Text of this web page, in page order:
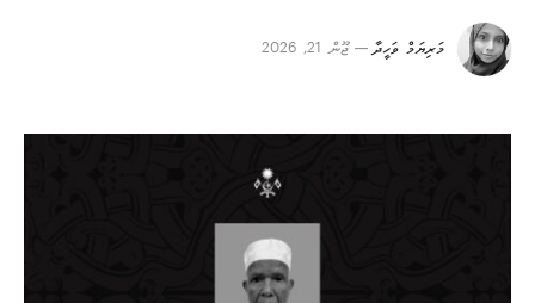
މަރިޔަމް ވަހީދާ ޖޫން 21, 2026